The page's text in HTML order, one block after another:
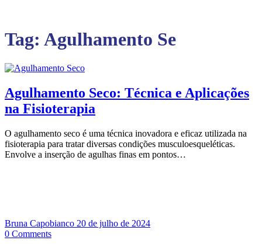
Tag: Agulhamento Se
Agulhamento Seco: Técnica e Aplicações
na Fisioterapia
O agulhamento seco é uma técnica inovadora e eficaz utilizada na
fisioterapia para tratar diversas condições musculoesqueléticas.
Envolve a inserção de agulhas finas em pontos…
Bruna Capobianco 20 de julho de 2024
0 Comments